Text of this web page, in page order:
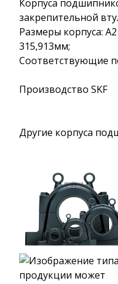
Корпуса
закрепительной
Размеры корпуса:
315,913мм;
Соответствующие
Производство SKF
Другие корпуса